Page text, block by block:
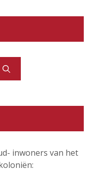
inwoners van het